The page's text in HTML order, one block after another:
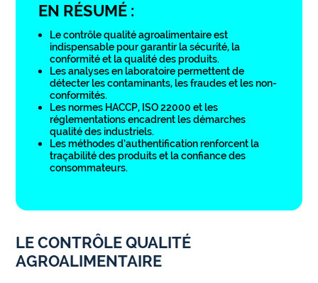
EN RÉSUMÉ :
Le contrôle qualité agroalimentaire est
indispensable pour garantir la sécurité, la
conformité et la qualité des produits.
Les analyses en laboratoire permettent de
détecter les contaminants, les fraudes et les non-
conformités.
Les normes HACCP, ISO 22000 et les
réglementations encadrent les démarches
qualité des industriels.
Les méthodes d’authentification renforcent la
traçabilité des produits et la confiance des
consommateurs.
LE CONTRÔLE QUALITÉ
AGROALIMENTAIRE